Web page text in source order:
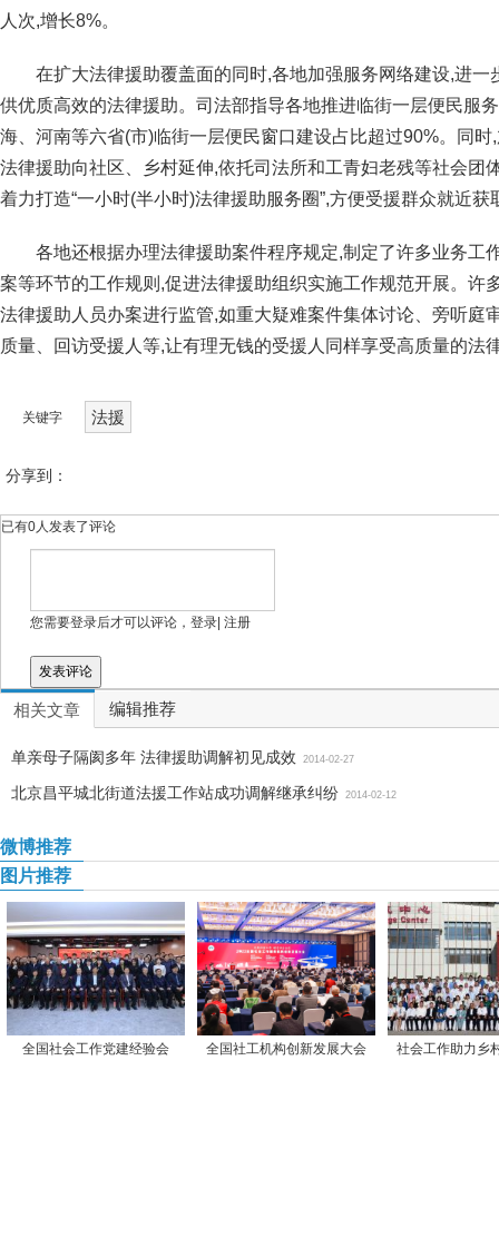
人次,增长8%。
在扩大法律援助覆盖面的同时,各地加强服务网络建设,进
供优质高效的法律援助。司法部指导各地推进临街一层便民服
海、河南等六省(市)临街一层便民窗口建设占比超过90%。同
法律援助向社区、乡村延伸,依托司法所和工青妇老残等社会团
着力打造“一小时(半小时)法律援助服务圈”,方便受援群众就近
各地还根据办理法律援助案件程序规定,制定了许多业务工
案等环节的工作规则,促进法律援助组织实施工作规范开展。许
法律援助人员办案进行监管,如重大疑难案件集体讨论、旁听庭
质量、回访受援人等,让有理无钱的受援人同样享受高质量的法
关键字 法援
分享到：
已有0人发表了评论
您需要登录后才可以评论， 登录 注册
相关文章 编辑推荐
单亲母子隔阂多年 法律援助调解初见成效 2014-02-27
北京昌平城北街道法援工作站成功调解继承纠纷 2014-02-12
微博推荐
图片推荐
全国社会工作党建经验会 全国社工机构创新发展大会 社会工作助力乡